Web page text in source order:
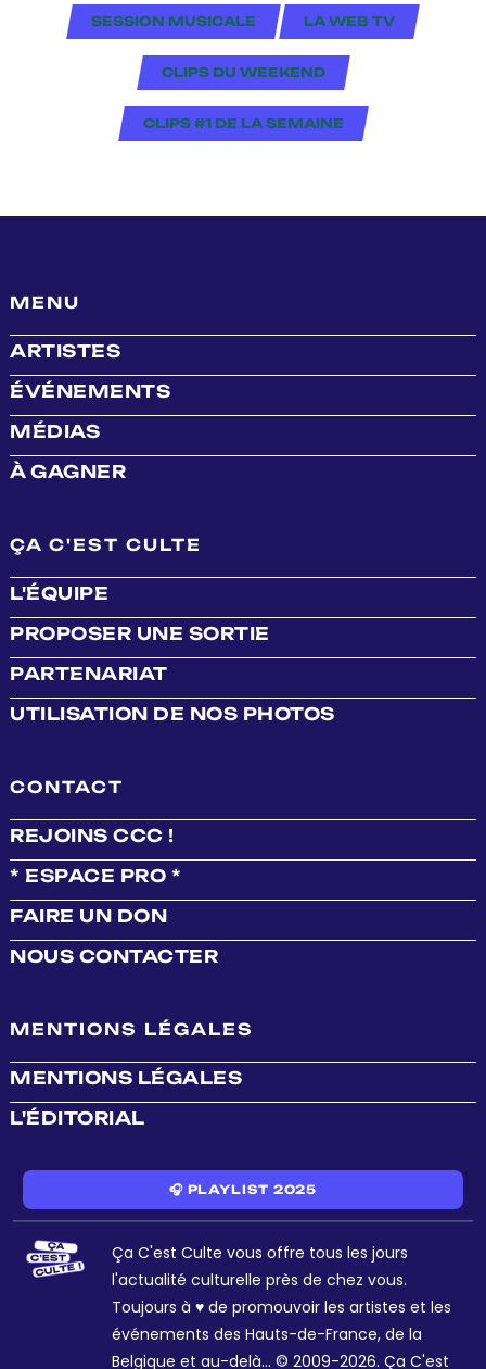
SESSION MUSICALE LA WEB TV
CLIPS DU WEEKEND
CLIPS #1 DE LA SEMAINE
MENU
ARTISTES
ÉVÉNEMENTS
MÉDIAS
À GAGNER
ÇA C'EST CULTE
L'ÉQUIPE
PROPOSER UNE SORTIE
PARTENARIAT
UTILISATION DE NOS PHOTOS
CONTACT
REJOINS CCC !
* ESPACE PRO *
FAIRE UN DON
NOUS CONTACTER
MENTIONS LÉGALES
MENTIONS LÉGALES
L'ÉDITORIAL
🎧 PLAYLIST 2025
Ça C'est Culte vous offre tous les jours
l'actualité culturelle près de chez vous.
Toujours à ♥ de promouvoir les artistes et les
événements des Hauts-de-France, de la
Belgique et au-delà... © 2009-2026. Ça C'est